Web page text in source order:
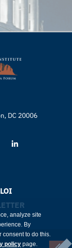
DC 20006
analyze site
By
consent to do this.
policy page.